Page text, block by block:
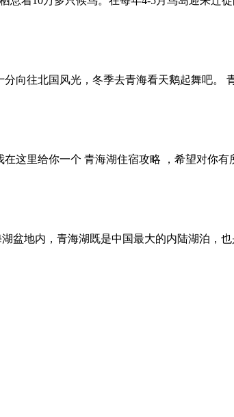
向往北国风光，冬季去青海看天鹅起舞吧。
这里给你一个 青海湖住宿攻略 ，希望对你
盆地内，青海湖既是中国最大的内陆湖泊，